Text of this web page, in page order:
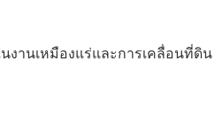
งานเหมืองแร่และการเคลื่อนที่ดิน